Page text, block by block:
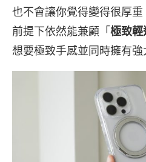
也不會讓你覺得變得很厚
前提下依然能兼顧「 極致輕
想要極致手感並同時擁有強